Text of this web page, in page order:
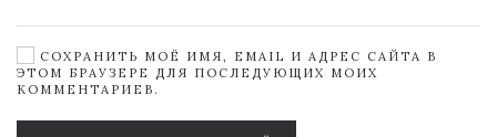
СОХРАНИТЬ МОЁ ИМЯ, EMAIL И АДРЕС САЙТА В
ЭТОМ БРАУЗЕРЕ ДЛЯ ПОСЛЕДУЮЩИХ МОИХ
КОММЕНТАРИЕВ.